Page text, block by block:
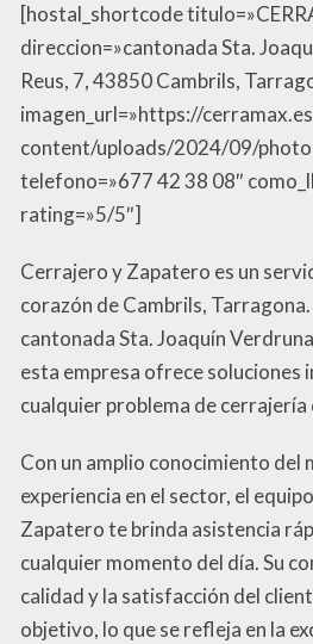
[hostal_shortcode
direccion=»cantonada Sta.
Reus, 7, 43850 Cambrils,
imagen_url=»https://
content/uploads/2024/09/
telefono=»677 42 38 08″
rating=»5/5″]
Cerrajero y Zapatero es un
corazón de Cambrils,
cantonada Sta. Joaquín
esta empresa ofrece soluciones
cualquier problema de cerrajería
Con un amplio conocimiento del
experiencia en el sector, el
Zapatero te brinda asistencia
cualquier momento del día. Su
calidad y la satisfacción del
objetivo, lo que se refleja en la